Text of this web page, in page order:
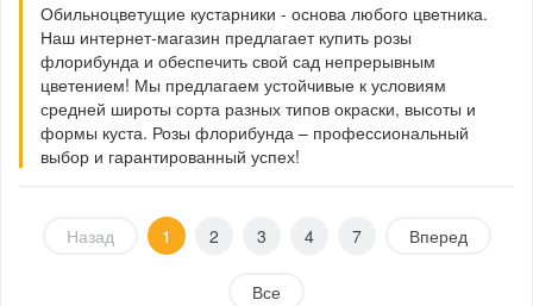
Обильноцветущие кустарники - основа любого цветника.
Наш интернет-магазин предлагает купить розы
флорибунда и обеспечить свой сад непрерывным
цветением! Мы предлагаем устойчивые к условиям
средней широты сорта разных типов окраски, высоты и
формы куста. Розы флорибунда – профессиональный
выбор и гарантированный успех!
Назад 1 2 3 4 7 Вперед
Все